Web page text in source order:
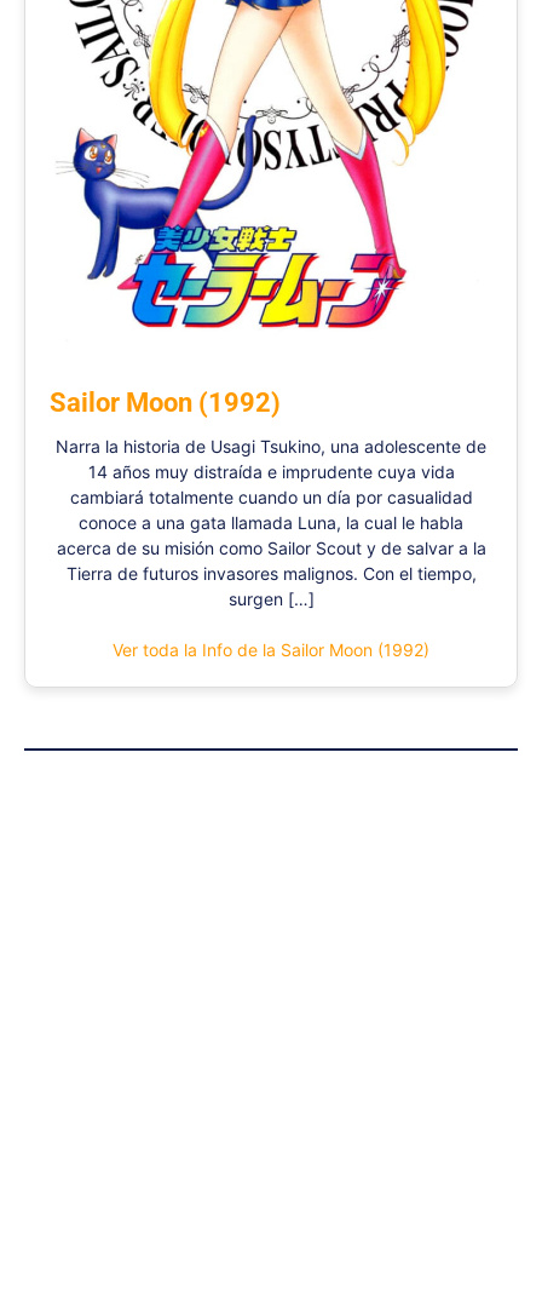
Sailor Moon (1992)
Narra la historia de Usagi Tsukino, una adolescente de
14 años muy distraída e imprudente cuya vida
cambiará totalmente cuando un día por casualidad
conoce a una gata llamada Luna, la cual le habla
acerca de su misión como Sailor Scout y de salvar a la
Tierra de futuros invasores malignos. Con el tiempo,
surgen […]
Ver toda la Info de la Sailor Moon (1992)